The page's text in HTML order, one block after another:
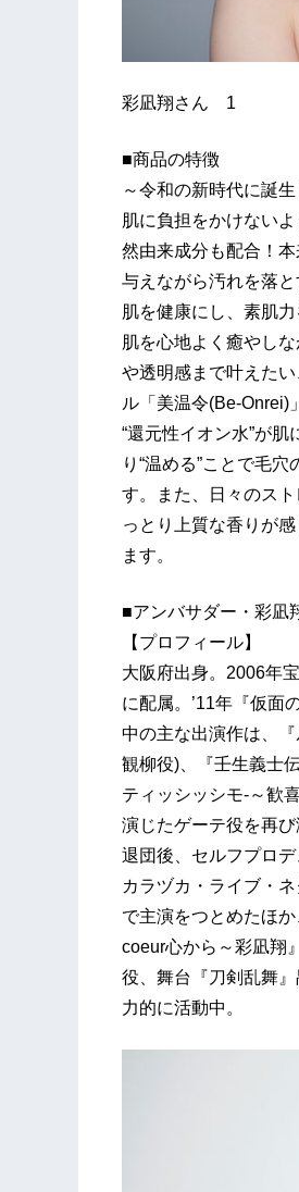
彩凪翔さん 1
■商品の特徴
～令和の新時代に誕
肌に負担をかけない
然由来成分も配合！
与えながら汚れを落と
肌を健康にし、素肌
肌を心地よく癒やし
や透明感まで叶えた
ル「美温令(Be-Onrei)
“還元性イオン水”が
り“温める”ことで毛
す。また、日々のス
っとり上質な香りが
ます。
■アンバサダー・彩凪
【プロフィール】
大阪府出身。2006年
に配属。’11年『仮面
中の主な出演作は、
観柳役)、『壬生義士
ティッシッシモ-～歓
演じたゲーテ役を再び
退団後、セルフプロ
カラヅカ・ライブ・
で主演をつとめたほ
coeur心から～彩凪翔
役、舞台『刀剣乱舞
力的に活動中。